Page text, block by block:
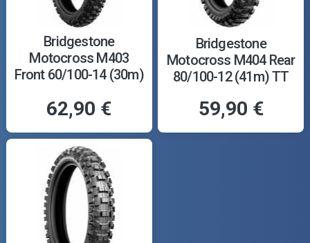
Bridgestone
Motocross M403
Front 60/100-14 (30m)
62,90 €
Bridgestone
Motocross M404 Rear
80/100-12 (41m) TT
59,90 €